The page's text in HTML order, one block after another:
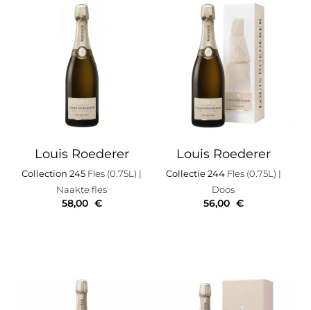
Louis Roederer
Collection 245 Fles (0.75L) |
Naakte fles
58,00 €
Louis Roederer
Collectie 244Fles (0.75L) |
Doos
56,00 €